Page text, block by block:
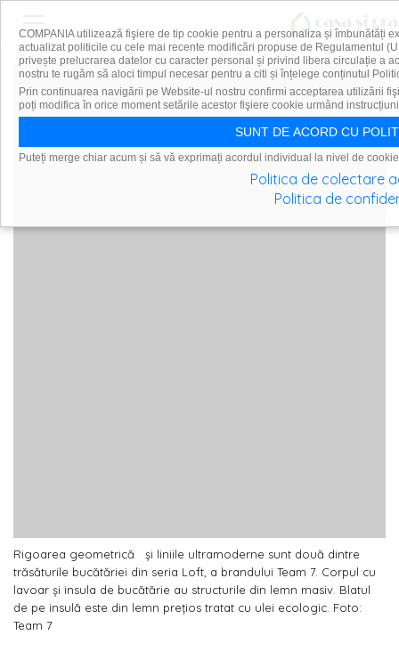
Rigoarea geometrică și liniile ultramoderne sunt două dintre
trăsăturile bucătăriei din seria Loft, a brandului Team 7. Corpul cu
lavoar și insula de bucătărie au structurile din lemn masiv. Blatul
de pe insulă este din lemn prețios tratat cu ulei ecologic. Foto:
Team 7
COMPANIA utilizează fişiere de tip cookie pentru a personaliza și îmbunătăți
actualizat politicile cu cele mai recente modificări propuse de Regulamentul
privește prelucrarea datelor cu caracter personal și privind libera circulație a
nostru te rugăm să aloci timpul necesar pentru a citi și înțelege conținutul
Prin continuarea navigării pe Website-ul nostru confirmi acceptarea utilizării
poți modifica în orice moment setările acestor fişiere cookie urmând
SUNT DE ACORD CU
Puteți merge chiar acum și să vă exprimați acordul individual la nivel de
Politica de colectare
Politica de